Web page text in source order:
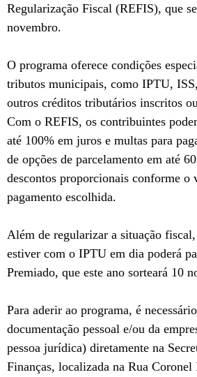
Regularização Fiscal (REFIS), que
novembro.
O programa oferece condições
tributos municipais, como IPTU,
outros créditos tributários inscritos
Com o REFIS, os contribuintes
até 100% em juros e multas para
de opções de parcelamento em até
descontos proporcionais conforme o
pagamento escolhida.
Além de regularizar a situação
estiver com o IPTU em dia poderá
Premiado, que este ano sorteará 10
Para aderir ao programa, é
documentação pessoal e/ou da
pessoa jurídica) diretamente na
Finanças, localizada na Rua Coronel